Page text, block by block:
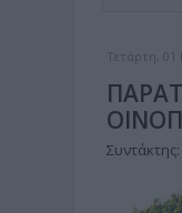
Τετάρτη, 01
Συντάκτης: